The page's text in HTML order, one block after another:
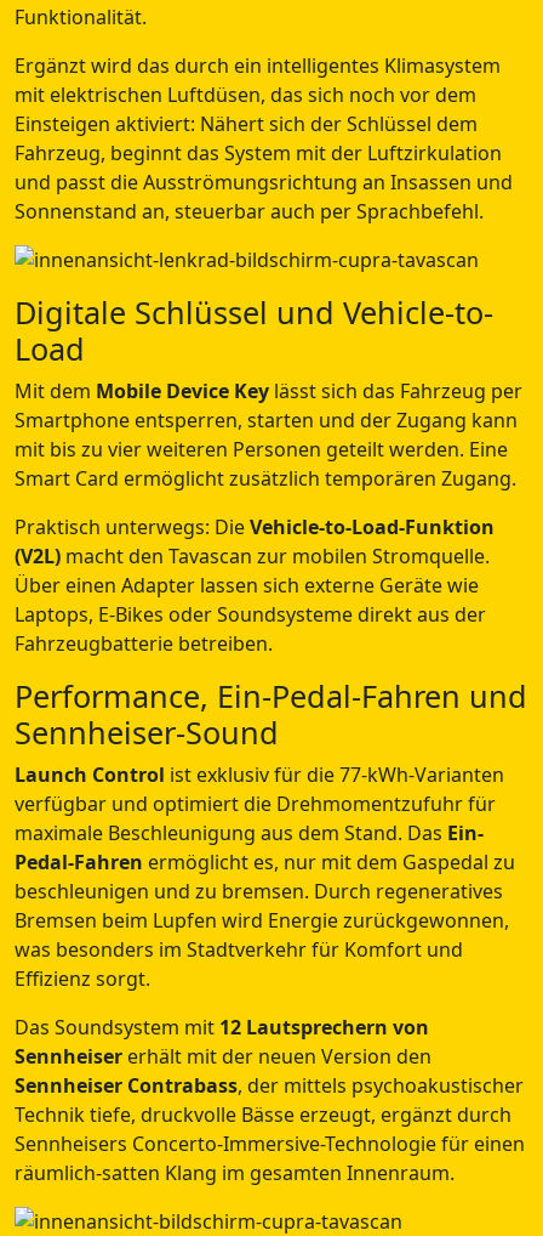
Funktionalität.
Ergänzt wird das durch ein intelligentes Klimasystem
mit elektrischen Luftdüsen, das sich noch vor dem
Einsteigen aktiviert: Nähert sich der Schlüssel dem
Fahrzeug, beginnt das System mit der Luftzirkulation
und passt die Ausströmungsrichtung an Insassen und
Sonnenstand an, steuerbar auch per Sprachbefehl.
Digitale Schlüssel und Vehicle-to-
Load
Mit dem Mobile Device Key lässt sich das Fahrzeug per
Smartphone entsperren, starten und der Zugang kann
mit bis zu vier weiteren Personen geteilt werden. Eine
Smart Card ermöglicht zusätzlich temporären Zugang.
Praktisch unterwegs: DieVehicle-to-Load-Funktion
(V2L) macht den Tavascan zur mobilen Stromquelle.
Über einen Adapter lassen sich externe Geräte wie
Laptops, E-Bikes oder Soundsysteme direkt aus der
Fahrzeugbatterie betreiben.
Performance, Ein-Pedal-Fahren und
Sennheiser-Sound
Launch Control ist exklusiv für die 77-kWh-Varianten
verfügbar und optimiert die Drehmomentzufuhr für
maximale Beschleunigung aus dem Stand. Das Ein-
Pedal-Fahren ermöglicht es, nur mit dem Gaspedal zu
beschleunigen und zu bremsen. Durch regeneratives
Bremsen beim Lupfen wird Energie zurückgewonnen,
was besonders im Stadtverkehr für Komfort und
Effizienz sorgt.
Das Soundsystem mit 12 Lautsprechern von
Sennheiser erhält mit der neuen Version den
Sennheiser Contrabass, der mittels psychoakustischer
Technik tiefe, druckvolle Bässe erzeugt, ergänzt durch
Sennheisers Concerto-Immersive-Technologie für einen
räumlich-satten Klang im gesamten Innenraum.